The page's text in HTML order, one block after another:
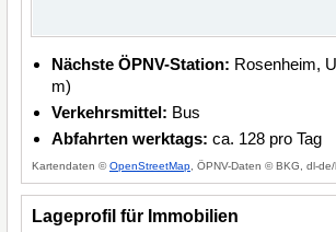
Nächste ÖPNV-Station: Rosenheim,
m)
Verkehrsmittel: Bus
Abfahrten werktags: ca. 128 pro Tag
Kartendaten ©OpenStreetMap , ÖPNV-Daten © BKG, dl-de/
Lageprofil für Immobilien